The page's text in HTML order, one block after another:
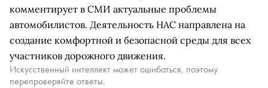
комментирует в СМИ актуальные проблемы
автомобилистов. Деятельность НАС направлена на
создание комфортной и безопасной среды для всех
участников дорожного движения.
Искусственный интеллект может ошибаться, поэтому
перепроверяйте ответы.